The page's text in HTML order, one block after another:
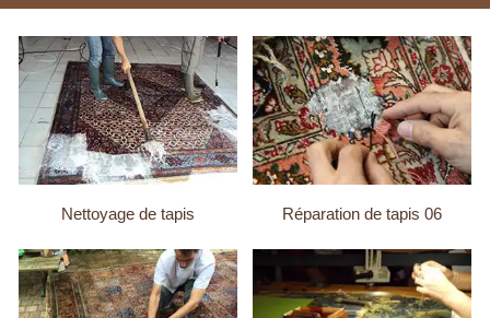
Nettoyage de tapis Réparation de tapis 06